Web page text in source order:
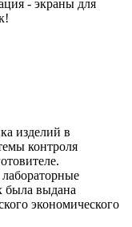
- экраны для
изделий в
контроля
была выдана
экономического